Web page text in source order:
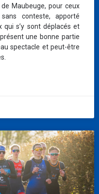
Maubeuge, pour ceux
conteste, apporté
qui s’y sont déplacés et
une bonne partie
spectacle et peut-être